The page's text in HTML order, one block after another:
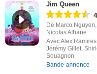
Jim Queen
De Marco Nguyen,
Nicolas Athane
Avec Alex
Jérémy Gillet,
Souagnon
Bande-annonce